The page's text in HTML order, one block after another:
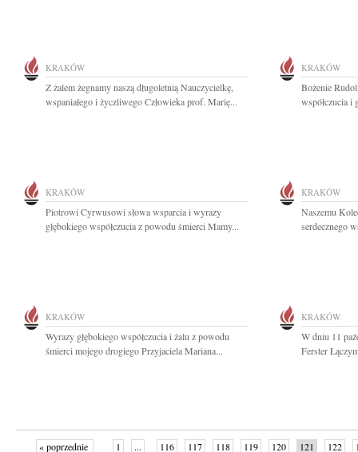
KRAKÓW
Z żalem żegnamy naszą długoletnią Nauczycielkę,
wspaniałego i życzliwego Człowieka prof. Marię...
KRAKÓW
Bożenie
współczucia i
KRAKÓW
Piotrowi Cyrwusowi słowa wsparcia i wyrazy
głębokiego współczucia z powodu śmierci Mamy...
KRAKÓW
Naszemu
serdecznego
KRAKÓW
Wyrazy głębokiego współczucia i żalu z powodu
śmierci mojego drogiego Przyjaciela Mariana...
KRAKÓW
W dniu 11
Ferster
« poprzednie 1 ... 116 117 118 119 120 121 122